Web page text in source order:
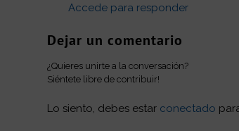
Accede para responder
Dejar un comentario
¿Quieres unirte a la conversación?
Siéntete libre de contribuir!
Lo siento, debes estar conectado